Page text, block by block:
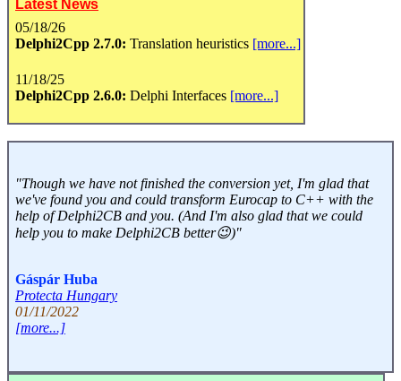
Latest News
05/18/26
Delphi2Cpp 2.7.0: Translation heuristics [more...]
11/18/25
Delphi2Cpp 2.6.0: Delphi Interfaces [more...]
"Though we have not finished the conversion yet, I'm glad that
we've found you and could transform Eurocap to C++ with the
help of Delphi2CB and you. (And I'm also glad that we could
help you to make Delphi2CB better😉)"
Gáspár Huba
Protecta Hungary
01/11/2022
[more...]